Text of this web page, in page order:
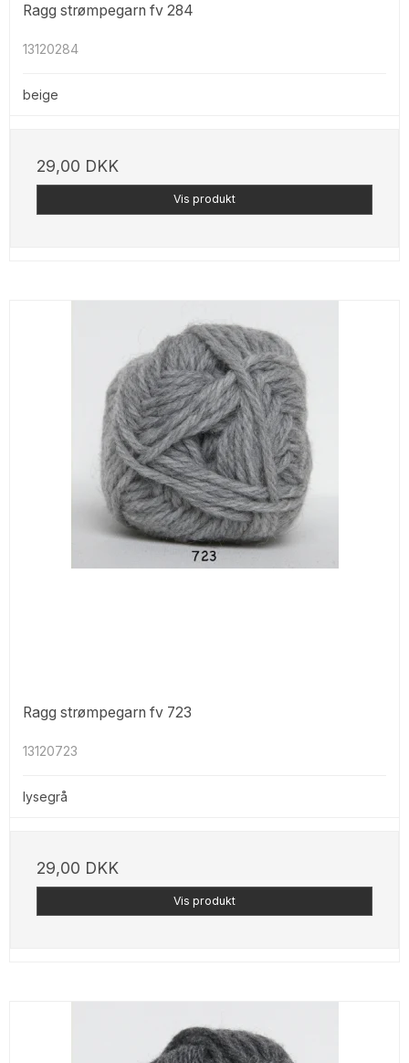
Ragg strømpegarn fv 284
13120284
beige
29,00 DKK
Vis produkt
Ragg strømpegarn fv 723
13120723
lysegrå
29,00 DKK
Vis produkt